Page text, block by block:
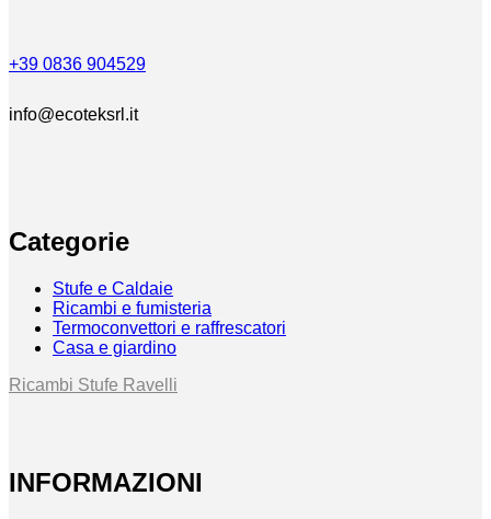
+39 0836 904529
info@ecoteksrl.it
Categorie
Stufe e Caldaie
Ricambi e fumisteria
Termoconvettori e raffrescatori
Casa e giardino
Ricambi Stufe Ravelli
INFORMAZIONI